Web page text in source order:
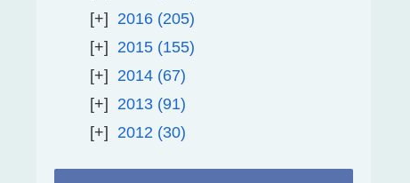
2016 205
2015 155
2014 67
2013 91
2012
30